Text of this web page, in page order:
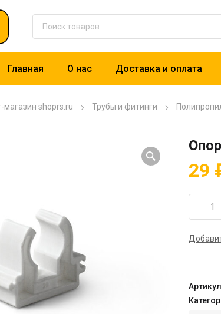
Главная О нас Доставка и оплата
магазин shoprs.ru Трубы и фитинги
29
товара
63